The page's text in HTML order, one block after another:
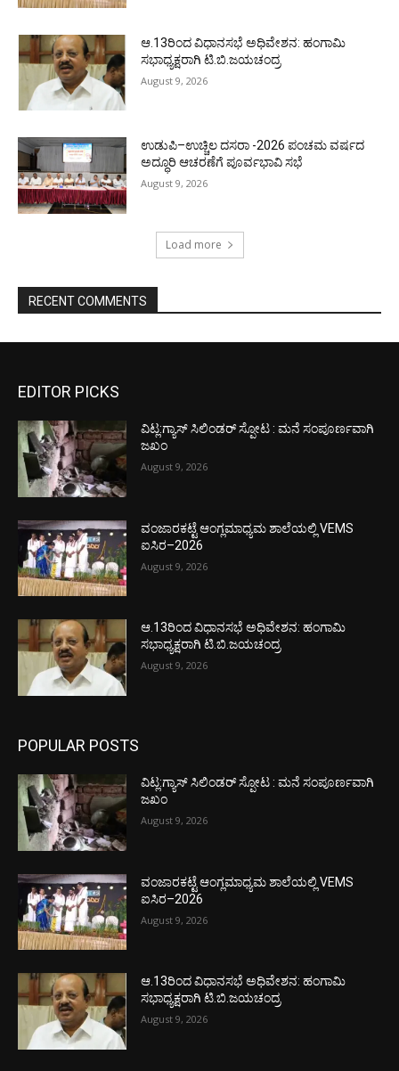
ಆ.13ರಿಂದ ವಿಧಾನಸಭೆ ಅಧಿವೇಶನ: ಹಂಗಾಮಿ
ಸಭಾಧ್ಯಕ್ಷರಾಗಿ ಟಿ.ಬಿ.ಜಯಚಂದ್ರ
August 9, 2026
ಉಡುಪಿ–ಉಚ್ಚಿಲ ದಸರಾ -2026 ಪಂಚಮ ವರ್ಷದ
ಅದ್ಧೂರಿ ಆಚರಣೆಗೆ ಪೂರ್ವಭಾವಿ ಸಭೆ
August 9, 2026
Load more
RECENT COMMENTS
EDITOR PICKS
ವಿಟ್ಲ:ಗ್ಯಾಸ್ ಸಿಲಿಂಡರ್ ಸ್ಪೋಟ : ಮನೆ ಸಂಪೂರ್ಣವಾಗಿ
ಜಖಂ
August 9, 2026
ವಂಜಾರಕಟ್ಟೆ ಆಂಗ್ಲಮಾಧ್ಯಮ ಶಾಲೆಯಲ್ಲಿ VEMS
ಐಸಿರ–2026
August 9, 2026
ಆ.13ರಿಂದ ವಿಧಾನಸಭೆ ಅಧಿವೇಶನ: ಹಂಗಾಮಿ
ಸಭಾಧ್ಯಕ್ಷರಾಗಿ ಟಿ.ಬಿ.ಜಯಚಂದ್ರ
August 9, 2026
POPULAR POSTS
ವಿಟ್ಲ:ಗ್ಯಾಸ್ ಸಿಲಿಂಡರ್ ಸ್ಪೋಟ : ಮನೆ ಸಂಪೂರ್ಣವಾಗಿ
ಜಖಂ
August 9, 2026
ವಂಜಾರಕಟ್ಟೆ ಆಂಗ್ಲಮಾಧ್ಯಮ ಶಾಲೆಯಲ್ಲಿ VEMS
ಐಸಿರ–2026
August 9, 2026
ಆ.13ರಿಂದ ವಿಧಾನಸಭೆ ಅಧಿವೇಶನ: ಹಂಗಾಮಿ
ಸಭಾಧ್ಯಕ್ಷರಾಗಿ ಟಿ.ಬಿ.ಜಯಚಂದ್ರ
August 9, 2026